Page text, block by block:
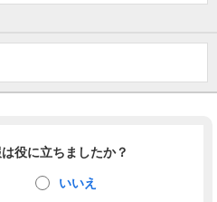
役に立ちましたか？
いいえ